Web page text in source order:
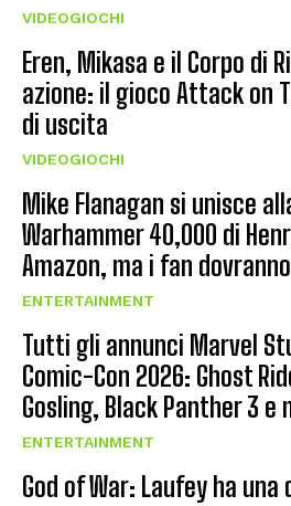
VIDEOGIOCHI
Eren, Mikasa e il Corpo di
azione: il gioco Attack on
di uscita
VIDEOGIOCHI
Mike Flanagan si unisce
Warhammer 40,000 di
Amazon, ma i fan
ENTERTAINMENT
Tutti gli annunci Marvel
Comic-Con 2026: Ghost
Gosling, Black Panther 3
ENTERTAINMENT
God of War: Laufey ha